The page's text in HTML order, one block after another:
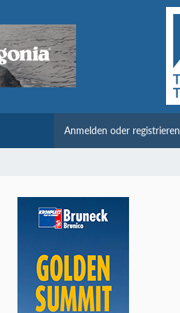
Anmelden oder registrieren